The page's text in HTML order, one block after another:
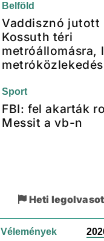
Belföld
Vaddisznó jutott
Kossuth téri
metróállomásra,
Sport
FBI: fel akarták
Messit a vb-n
Heti
Vélemények